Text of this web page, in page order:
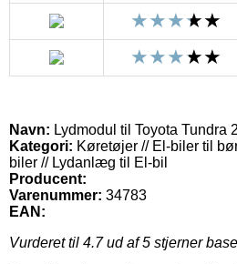
Navn: Lydmodul til Toyota Tundra
Kategori: Køretøjer // El-biler til
biler // Lydanlæg til El-bil
Producent:
Varenummer: 34783
EAN:
Vurderet til 4.7ud af 5 stjerner